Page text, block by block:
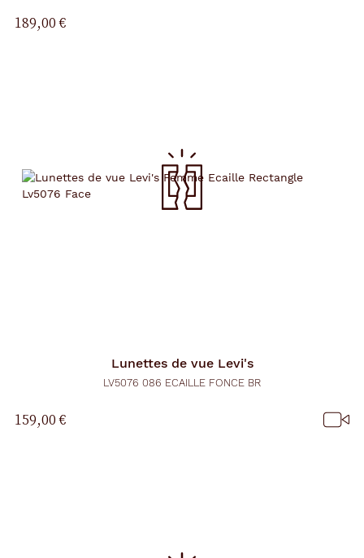
189,00 €
Lunettes de vue Levi's
LV5076 086 ECAILLE FONCE BR
159,00 €